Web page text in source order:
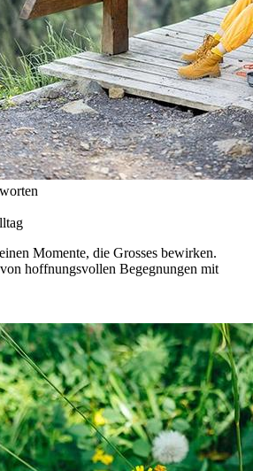
Momente, die Grosses bewirken.
hoffnungsvollen Begegnungen mit